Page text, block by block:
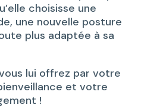
choisisse une
une nouvelle posture
plus adaptée à sa
lui offrez par votre
et votre
!